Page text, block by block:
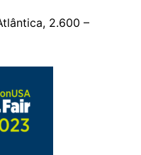
2.600 –